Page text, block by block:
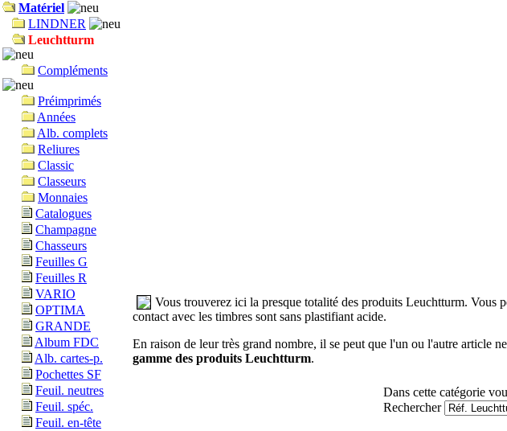
Matériel
LINDNER
Leuchtturm
Compléments
Préimprimés
Années
Alb. complets
Reliures
Classic
Classeurs
Monnaies
Catalogues
Champagne
Chasseurs
Feuilles G
Feuilles R
VARIO
OPTIMA
GRANDE
Album FDC
Alb. cartes-p.
Pochettes SF
Feuil. neutres
Feuil. spéc.
Feuil. en-tête
Vous trouverez ici la presque totalité des produits Leuchtturm. Vous
contact avec les timbres sont sans plastifiant acide.
En raison de leur très grand nombre, il se peut que l'un ou l'autre article
gamme des produits Leuchtturm.
Dans cette catégorie
Rechercher